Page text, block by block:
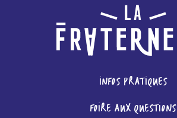
INFOS PRATIQUES
FOIRE AUX QUESTIONS